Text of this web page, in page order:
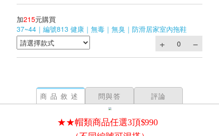
加215元購買
37~44｜編號813 健康｜無毒｜無臭｜防滑居家室內拖鞋
商品敘述 問與答 評論